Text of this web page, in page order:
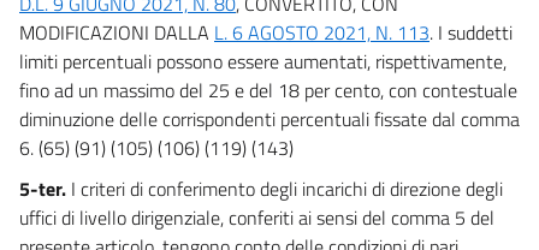
Titolo VI
GIURISDIZIONE
63
63 bis
64
65
66
MODIFICAZIONI DALLA L. 6 AGOSTO 2021, N. 113. I suddetti
limiti percentuali possono essere aumentati, rispettivamente,
fino ad un massimo del 25 e del 18 per cento, con contestuale
diminuzione delle corrispondenti percentuali fissate dal comma
6. (65) (91) (105) (106) (119) (143)
5-ter. I criteri di conferimento degli incarichi di direzione degli
uffici di livello dirigenziale, conferiti ai sensi del comma 5 del